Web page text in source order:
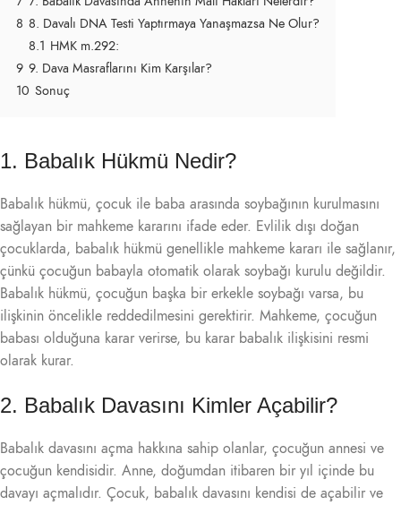
8 8. Davalı DNA Testi Yaptırmaya Yanaşmazsa Ne Olur?
8.1 HMK m.292:
9 9. Dava Masraflarını Kim Karşılar?
10 Sonuç
1. Babalık Hükmü Nedir?
Babalık hükmü, çocuk ile baba arasında soybağının kurulmasını
sağlayan bir mahkeme kararını ifade eder. Evlilik dışı doğan
çocuklarda, babalık hükmü genellikle mahkeme kararı ile sağlanır,
çünkü çocuğun babayla otomatik olarak soybağı kurulu değildir.
Babalık hükmü, çocuğun başka bir erkekle soybağı varsa, bu
ilişkinin öncelikle reddedilmesini gerektirir. Mahkeme, çocuğun
babası olduğuna karar verirse, bu karar babalık ilişkisini resmi
olarak kurar.
2. Babalık Davasını Kimler Açabilir?
Babalık davasını açma hakkına sahip olanlar, çocuğun annesi ve
çocuğun kendisidir. Anne, doğumdan itibaren bir yıl içinde bu
davayı açmalıdır. Çocuk, babalık davasını kendisi de açabilir ve